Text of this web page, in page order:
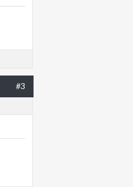
#3